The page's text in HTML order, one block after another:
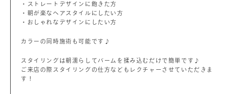
・ストレートデザインに飽きた方
・朝が楽なヘアスタイルにしたい方
・おしゃれなデザインにしたい方
カラーの同時施術も可能です♪
スタイリングは朝濡らしてバームを揉み込むだけで簡単です♪
ご来店の際スタイリングの仕方などもレクチャーさせていただきま
す！